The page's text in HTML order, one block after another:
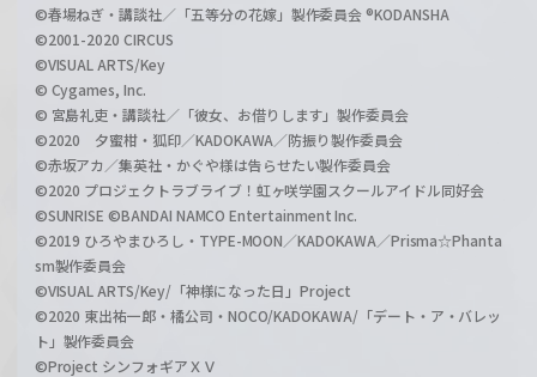
©春場ねぎ・講談社／「五等分の花嫁」製作委員会 ®KODANSHA
©2001-2020 CIRCUS
©VISUAL ARTS/Key
© Cygames, Inc.
© 宮島礼吏・講談社／「彼女、お借りします」製作委員会
©2020 夕蜜柑・狐印／KADOKAWA／防振り製作委員会
©赤坂アカ／集英社・かぐや様は告らせたい製作委員会
©2020 プロジェクトラブライブ！虹ヶ咲学園スクールアイドル同好会
©SUNRISE ©BANDAI NAMCO Entertainment Inc.
©2019 ひろやまひろし・TYPE-MOON／KADOKAWA／Prisma☆Phanta
sm製作委員会
©VISUAL ARTS/Key/「神様になった日」Project
©2020 東出祐一郎・橘公司・NOCO/KADOKAWA/「デート・ア・バレッ
ト」製作委員会
©Project シンフォギアＸＶ